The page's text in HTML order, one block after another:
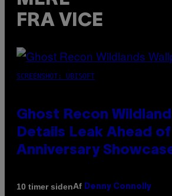
FRA VICE
SCREENSHOT: UBISOFT
Ghost Recon
Details Leak Ahead of
Anniversary
10 timer sidenAf Denny Connolly